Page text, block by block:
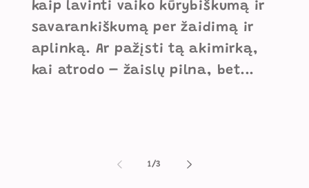
kaip lavinti vaiko kūrybiškumą ir
savarankiškumą per žaidimą ir
aplinką. Ar pažįsti tą akimirką,
kai atrodo – žaislų pilna, bet...
1/iš
3